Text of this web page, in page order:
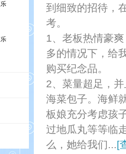
到细致的招待，
考。
1、老板热情豪
多的情况下，给
购买纪念品。
2、菜量超足，
海菜包子。海鲜
板娘充分考虑孩
过地瓜丸等等临
么，她给我们...[